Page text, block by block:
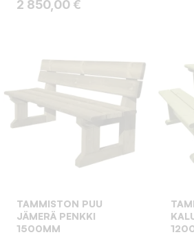
Hinta
2 850,00 €
TAMMISTON PUU
JÄMERÄ PENKKI
1500MM